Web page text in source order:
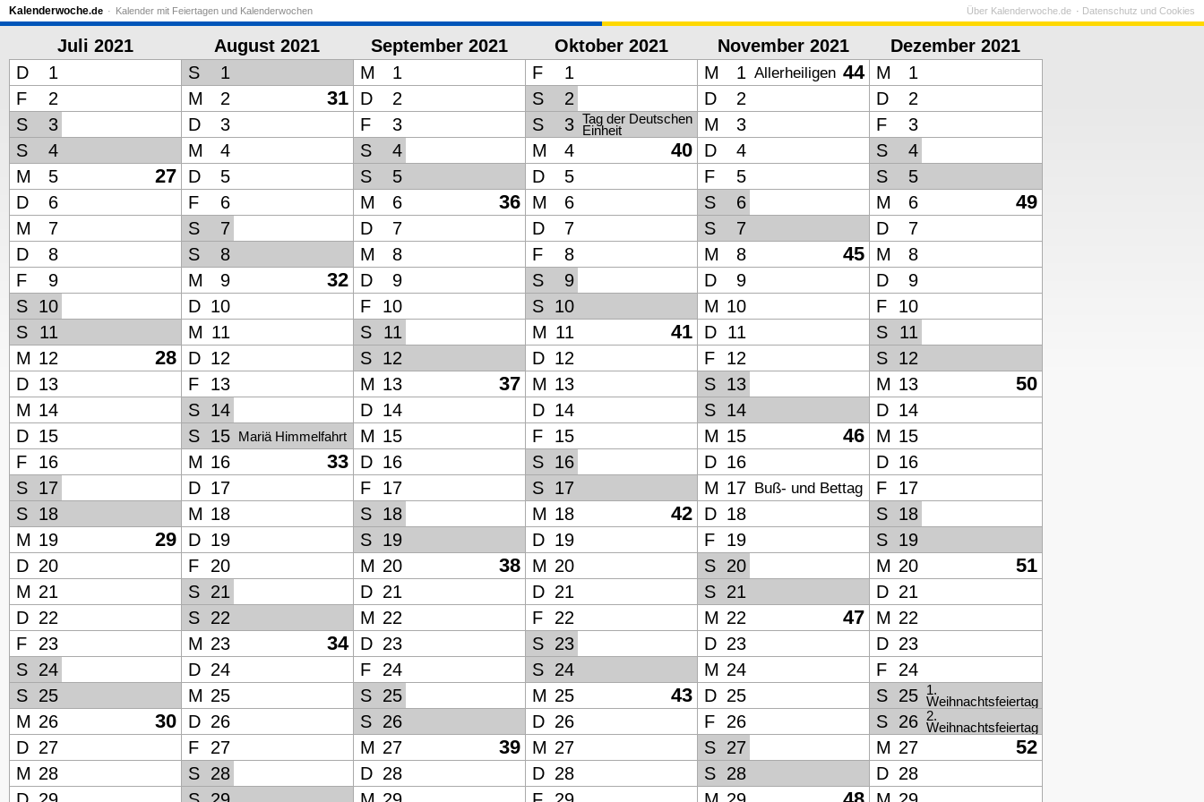
Kalenderwoche.de Kalender mit Feiertagen und Kalenderwochen Über Kalenderwoche.de Datenschutz und Cookies
Juli 2021 August 2021 September 2021 Oktober 2021 November 2021
Dezember 2021
D
1 S 1 M 1 F 1 M 1 44
Allerheiligen M
1
F
2 M 2 31 D 2 S 2 D 2 D
2
S
3 D 3 F 3 S 3 Tag der Deutschen
Einheit M 3 F
3
S
4 M 4 S 4 M 4 40 D 4 S
4
M
5 27 D 5 S 5 D 5 F 5 S
5
D
6 F 6 M 6 36 M 6 S 6 M 6 49
M 7 S 7 D 7 D 7 S 7 D
7
D
8 S 8 M 8 F 8 M 8 45 M
8
F
9 M 9 32 D 9 S 9 D 9 D
9
S
10 D 10 F 10 S 10 M 10 F
10
S
11 M 11 S 11 M 11 41 D 11 S
11
M 12 28 D 12 S 12 D 12 F 12 S
12
D 13 F 13 M 13 37 M 13 S 13 M 13 50
M 14 S 14 D 14 D 14 S 14 D 14
D 15 S 15 Mariä Himmelfahrt M 15 F 15 M 15 46 M 15
F
16 M 16 33 D 16 S 16 D 16 D 16
S
17 D 17 F 17 S 17 M 17 Buß- und Bettag F
17
S
18 M 18 S 18 M 18 42 D 18 S
18
M 19 29 D 19 S 19 D 19 F 19 S
19
D 20 F 20 M 20 38 M 20 S 20 M 20 51
M 21 S 21 D 21 D 21 S 21 D 21
D 22 S 22 M 22 F 22 M 22 47 M 22
F
23 M 23 34 D 23 S 23 D 23 D 23
S
24 D 24 F 24 S 24 M 24 F
24
S
25 M 25 S 25 M 25 43 D 25 S 25 1.
Weihnachtsfeiertag
M 26 30 D 26 S 26 D 26 F 26 S 26 2.
Weihnachtsfeiertag
D 27 F 27 M 27 39 M 27 S 27 M 27 52
M 28 S 28 D 28 D 28 S 28 D 28